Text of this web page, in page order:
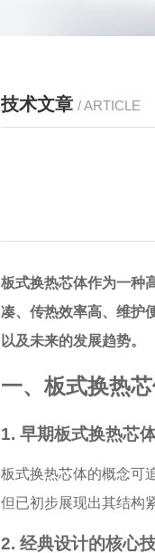
技术文章 / ARTICLE
板式换热芯体作为一种
凑、传热效率高、维护
以及未来的发展趋势。
一、板式换热
1. 早期板式换热芯
板式换热芯体的概念可
但已初步展现出其结构
2. 经典设计的核心